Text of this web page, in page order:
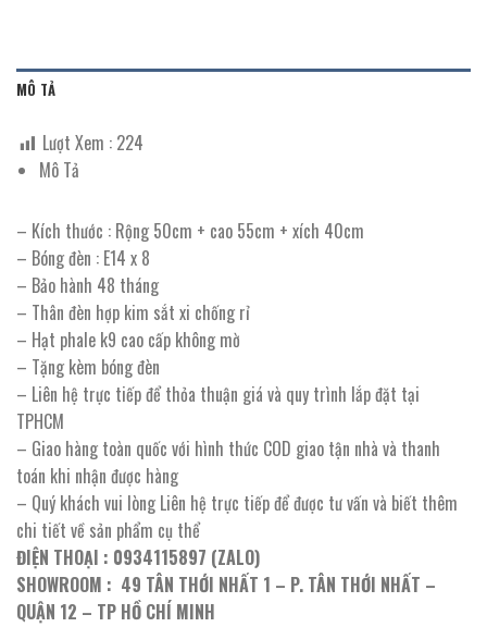
MÔ TẢ
Lượt Xem : 224
Mô Tả
– Kích thước : Rộng 50cm + cao 55cm + xích 40cm
– Bóng đèn : E14 x 8
– Bảo hành 48 tháng
– Thân đèn hợp kim sắt xi chống rỉ
– Hạt phale k9 cao cấp không mờ
– Tặng kèm bóng đèn
– Liên hệ trực tiếp để thỏa thuận giá và quy trình lắp đặt tại
TPHCM
– Giao hàng toàn quốc với hình thức COD giao tận nhà và thanh
toán khi nhận được hàng
– Quý khách vui lòng Liên hệ trực tiếp để được tư vấn và biết thêm
chi tiết về sản phẩm cụ thể
ĐIỆN THOẠI : 0934115897 (ZALO)
SHOWROOM : 49 TÂN THỚI NHẤT 1 – P. TÂN THỚI NHẤT –
QUẬN 12 – TP HỒ CHÍ MINH